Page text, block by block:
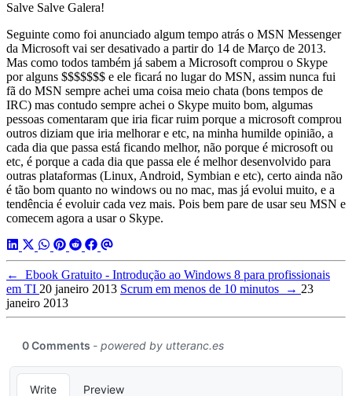
Salve Salve Galera!
Seguinte como foi anunciado algum tempo atrás o MSN Messenger
da Microsoft vai ser desativado a partir do 14 de Março de 2013.
Mas como todos também já sabem a Microsoft comprou o Skype
por alguns $$$$$$$ e ele ficará no lugar do MSN, assim nunca fui
fã do MSN sempre achei uma coisa meio chata (bons tempos de
IRC) mas contudo sempre achei o Skype muito bom, algumas
pessoas comentaram que iria ficar ruim porque a microsoft comprou
outros diziam que iria melhorar e etc, na minha humilde opinião, a
cada dia que passa está ficando melhor, não porque é microsoft ou
etc, é porque a cada dia que passa ele é melhor desenvolvido para
outras plataformas (Linux, Android, Symbian e etc), certo ainda não
é tão bom quanto no windows ou no mac, mas já evolui muito, e a
tendência é evoluir cada vez mais. Pois bem pare de usar seu MSN e
comecem agora a usar o Skype.
←
Ebook Gratuito - Introdução ao Windows 8 para profissionais
em TI 20 janeiro 2013 Scrum em menos de 10 minutos → 23
janeiro 2013